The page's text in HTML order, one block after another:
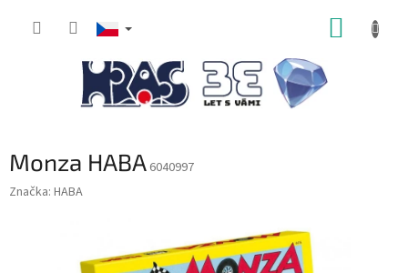
Monza HABA 6040997
Značka: HABA